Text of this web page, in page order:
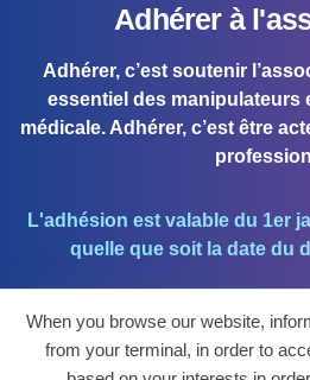
Adhérer à
Adhérer, c’est soutenir
essentiel des manipulateurs
médicale. Adhérer, c’est être
L'adhésion est valable du 1er
quelle que soit la date du
When you browse our website,
from your terminal, in order to